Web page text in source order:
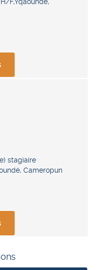
F,Yqaoundé,
stagiaire
Cameropun